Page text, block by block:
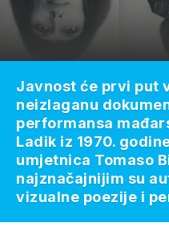
Javnost će prvi put
neizlaganu
performansa
Ladik iz 1970.
umjetnica Tomaso
najznačajnijim su
vizualne poezije i